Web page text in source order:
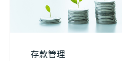
存款管理